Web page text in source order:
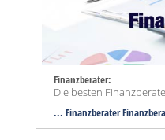
Finanzberater:
Die besten
... Finanzberater